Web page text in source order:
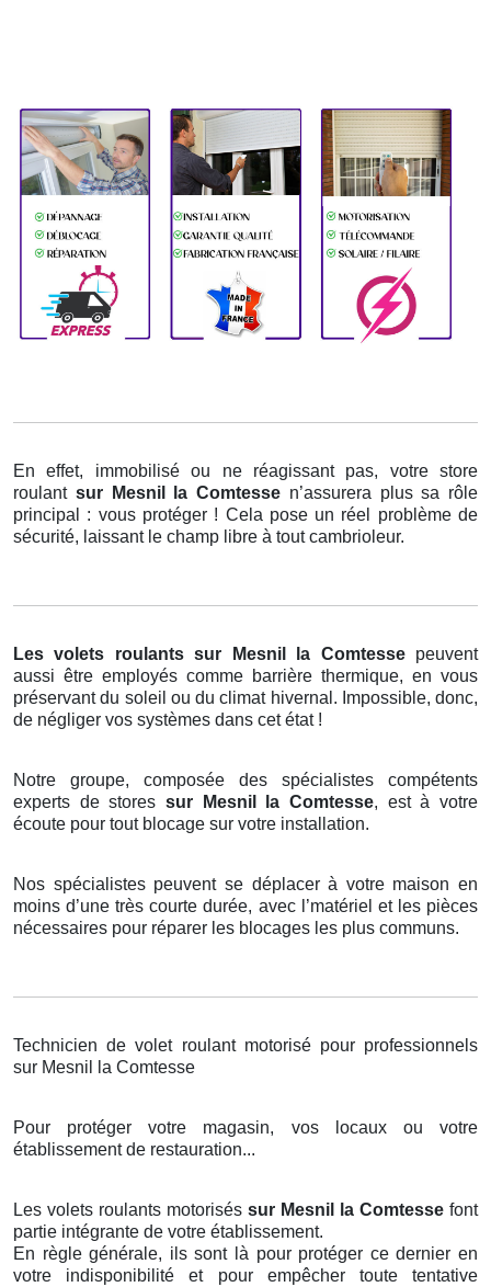
En effet, immobilisé ou ne réagissant pas, votre store
roulant sur Mesnil la Comtesse n’assurera plus sa rôle
principal : vous protéger ! Cela pose un réel problème de
sécurité, laissant le champ libre à tout cambrioleur.
Les volets roulants sur Mesnil la Comtesse peuvent
aussi être employés comme barrière thermique, en vous
préservant du soleil ou du climat hivernal. Impossible, donc,
de négliger vos systèmes dans cet état !
Notre groupe, composée des spécialistes compétents
experts de stores sur Mesnil la Comtesse, est à votre
écoute pour tout blocage sur votre installation.
Nos spécialistes peuvent se déplacer à votre maison en
moins d’une très courte durée, avec l’matériel et les pièces
nécessaires pour réparer les blocages les plus communs.
Technicien de volet roulant motorisé pour professionnels
sur Mesnil la Comtesse
Pour protéger votre magasin, vos locaux ou votre
établissement de restauration...
Les volets roulants motorisés sur Mesnil la Comtesse font
partie intégrante de votre établissement.
En règle générale, ils sont là pour protéger ce dernier en
votre indisponibilité et pour empêcher toute tentative